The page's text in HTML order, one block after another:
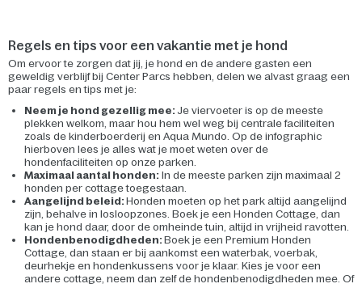
Regels en tips voor een vakantie met je hond
Om ervoor te zorgen dat jij, je hond en de andere gasten een
geweldig verblijf bij Center Parcs hebben, delen we alvast graag een
paar regels en tips met je:
Neem je hond gezellig mee: Je viervoeter is op de meeste
plekken welkom, maar hou hem wel weg bij centrale faciliteiten
zoals de kinderboerderij en Aqua Mundo. Op de infographic
hierboven lees je alles wat je moet weten over de
hondenfaciliteiten op onze parken.
Maximaal aantal honden: In de meeste parken zijn maximaal 2
honden per cottage toegestaan.
Aangelijnd beleid:Honden moeten op het park altijd aangelijnd
zijn, behalve in losloopzones. Boek je een Honden Cottage, dan
kan je hond daar, door de omheinde tuin, altijd in vrijheid ravotten.
Hondenbenodigdheden:Boek je een Premium Honden
Cottage, dan staan er bij aankomst een waterbak, voerbak,
deurhekje en hondenkussens voor je klaar. Kies je voor een
andere cottage, neem dan zelf de hondenbenodigdheden mee. Of